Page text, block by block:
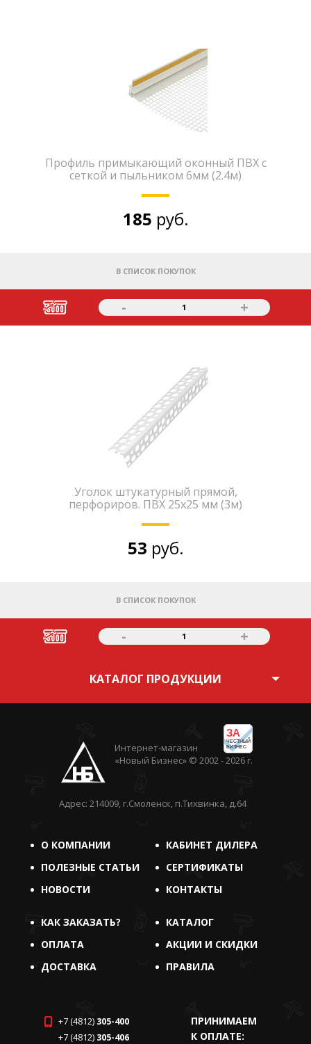
Профиль примыкающий оконный ПВХ с
сеткой и пыльником 6мм (2.4м)
185 руб.
В СПИСОК ПОКУПОК
- 1 +
Уголок штукатурный прямой,
перфориров. ПВХ 25х25 мм (3м)
53 руб.
В СПИСОК ПОКУПОК
- 1 +
КАТАЛОГ ПРОДУКЦИИ
ЗА
ЧЕСТНЫЙ
БИЗНЕС
Интернет-магазин
«Новый Бизнес» © 2002 - 2026 г.
Адрес: 214009, г.Смоленск, п.Тихвинка, д.64
О КОМПАНИИ
КАБИНЕТ ДИЛЕРА
ПОЛЕЗНЫЕ СТАТЬИ
СЕРТИФИКАТЫ
НОВОСТИ
КОНТАКТЫ
КАК ЗАКАЗАТЬ?
КАТАЛОГ
ОПЛАТА
АКЦИИ И СКИДКИ
ДОСТАВКА
ПРАВИЛА
+7 (4812) 305-400
+7 (4812) 305-406
ПРИНИМАЕМ
К ОПЛАТЕ: